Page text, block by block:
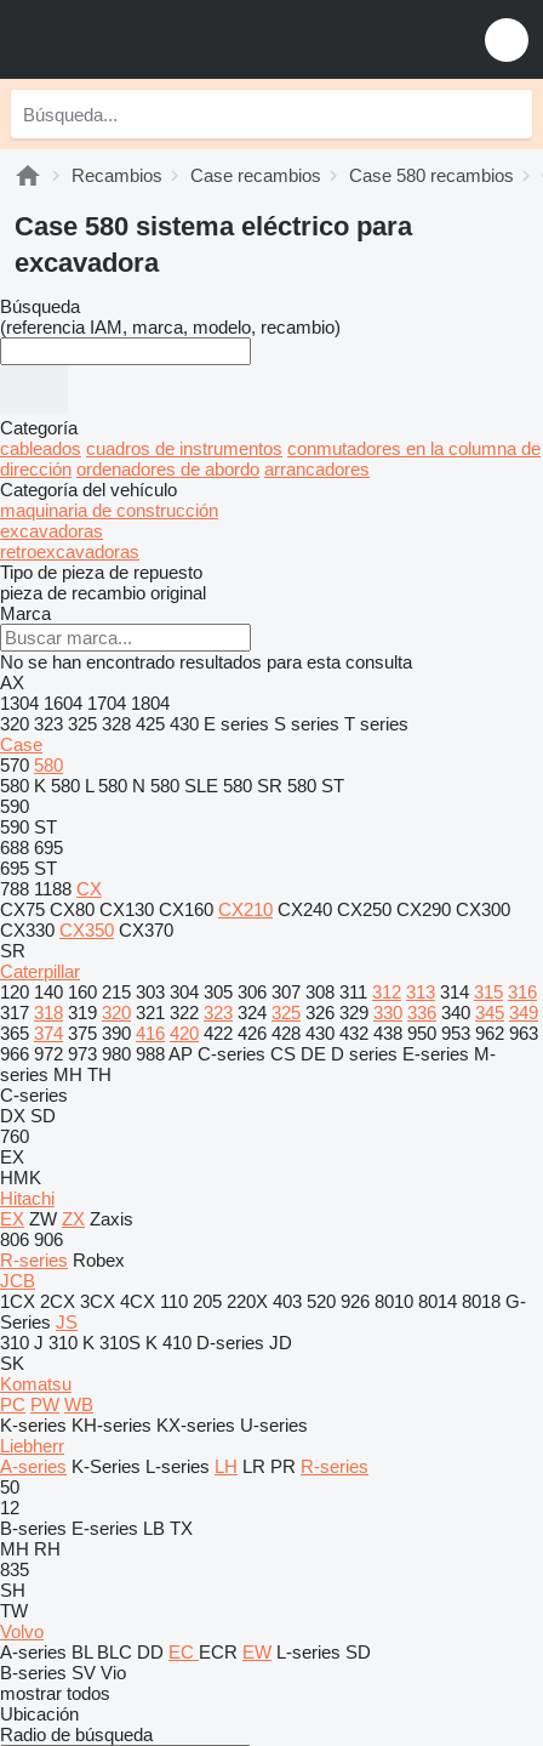
Recambios Case recambios Case 580 recambios
Case 580 sistema eléctrico para
excavadora
Búsqueda
(referencia IAM, marca, modelo, recambio)
Categoría
cableados cuadros de instrumentos conmutadores en la columna de
dirección ordenadores de abordo arrancadores
Categoría del vehículo
maquinaria de construcción
excavadoras
retroexcavadoras
Tipo de pieza de repuesto
pieza de recambio original
Marca
No se han encontrado resultados para esta consulta
AX
1304 1604 1704 1804
320 323 325 328 425 430 E series S series T series
Case
570 580
580 K 580 L 580 N 580 SLE 580 SR 580 ST
590
590 ST
688 695
695 ST
788 1188 CX
CX75 CX80 CX130 CX160 CX210 CX240 CX250 CX290 CX300
CX330 CX350 CX370
SR
Caterpillar
120 140 160 215 303 304 305 306 307 308 311 312 313 314 315 316
317 318 319 320 321 322 323 324 325 326 329 330 336 340 345 349
365 374 375 390 416 420 422 426 428 430 432 438 950 953 962 963
966 972 973 980 988AP C-series CS DE D series E-series M-
series MH TH
C-series
DX SD
760
EX
HMK
Hitachi
EX ZW ZX Zaxis
806 906
R-series Robex
JCB
1CX 2CX 3CX 4CX 110 205 220X 403 520 926 8010 8014 8018 G-
Series JS
310 J 310 K 310S K 410 D-series JD
SK
Komatsu
PC PW WB
K-series KH-series KX-series U-series
Liebherr
A-series K-Series L-series LH LR PR R-series
50
12
B-series E-series LB TX
MH RH
835
SH
TW
Volvo
A-series BL BLC DD EC ECR EW L-series SD
B-series SV Vio
mostrar todos
Ubicación
Radio de búsqueda